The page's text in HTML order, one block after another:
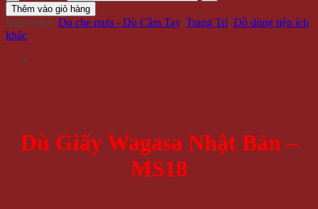
Thêm vào giỏ hàng
Danh mục: Dù che mưa - Dù Cầm Tay, Trang Trí, Đồ dùng tiện ích
khác
Dù Giấy Wagasa Nhật Bản –
MS18